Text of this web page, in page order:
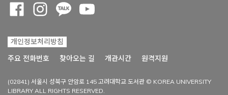
개인정보처리방침
주요 전화번호
찾아오는 길 개관시간 원격지원
(02841) 서울시 성북구 안암로 145 고려대학교 도서관 © KOREA UNIVERSITY
LIBRARY ALL RIGHTS RESERVED.
Opens a new window
Opens a new window
Opens a new window